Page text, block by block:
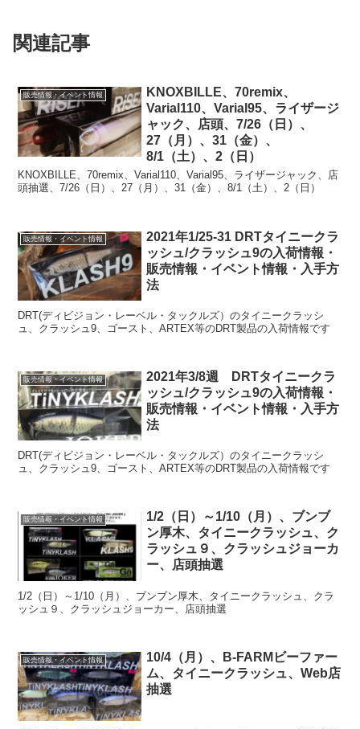
関連記事
販売情報・イベント情報
KNOXBILLE、70remix、
Varial110、Varial95、ライザージ
ャック、店頭、7/26（日）、
27（月）、31（金）、
8/1（土）、2（日）
KNOXBILLE、70remix、Varial110、Varial95、ライザージャック、店
頭抽選、7/26（日）、27（月）、31（金）、8/1（土）、2（日）
販売情報・イベント情報
2021年1/25-31 DRTタイニークラ
ッシュ/クラッシュ9の入荷情報・
販売情報・イベント情報・入手方
法
DRT(ディビジョン・レーベル・タックルズ）のタイニークラッシ
ュ、クラッシュ9、ゴースト、ARTEX等のDRT製品の入荷情報です
販売情報・イベント情報
2021年3/8週 DRTタイニークラ
ッシュ/クラッシュ9の入荷情報・
販売情報・イベント情報・入手方
法
DRT(ディビジョン・レーベル・タックルズ）のタイニークラッシ
ュ、クラッシュ9、ゴースト、ARTEX等のDRT製品の入荷情報です
販売情報・イベント情報
1/2（日）～1/10（月）、ブンブ
ン厚木、タイニークラッシュ、ク
ラッシュ９、クラッシュジョーカ
ー、店頭抽選
1/2（日）～1/10（月）、ブンブン厚木、タイニークラッシュ、クラ
ッシュ９、クラッシュジョーカー、店頭抽選
販売情報・イベント情報
10/4（月）、B-FARMビーファー
ム、タイニークラッシュ、Web店
抽選